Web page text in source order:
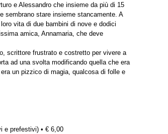
e Alessandro che insieme da più di 15
sembrano stare insieme stancamente. A
vita di due bambini di nove e dodici
amica, Annamaria, che deve
scrittore frustrato e costretto per vivere a
ad una svolta modificando quella che era
un pizzico di magia, qualcosa di folle e
e prefestivi) • € 6,00